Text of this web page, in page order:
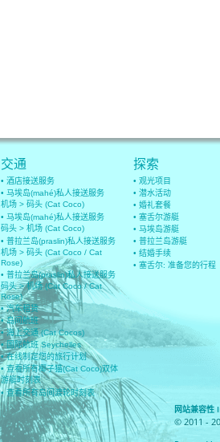
交通
• 酒店接送服务
• 马埃岛(mahé)私人接送服务
机场 > 码头 (Cat Coco)
• 马埃岛(mahé)私人接送服务
码头 > 机场 (Cat Coco)
• 普拉兰岛(praslin)私人接送服务
机场 > 码头 (Cat Coco / Cat
Rose)
• 普拉兰岛(praslin)私人接送服务
码头 > 机场 (Cat Coco / Cat
Rose)
• 汽车租赁
• 岛间航班
• 海上交通 (Cat Cocos)
• 国际航班 Seychelles
• 在线制定您的旅行计划
• 查看所有椰子猫(Cat Coco)双体
游艇时刻表
• 查看所有岛间渡轮时刻表
探索
• 观光项目
• 潜水活动
• 婚礼套餐
• 塞舌尔游艇
• 马埃岛游艇
• 普拉兰岛游艇
• 结婚手续
• 塞舌尔: 准备您的行程
网站兼容
© 2011 -